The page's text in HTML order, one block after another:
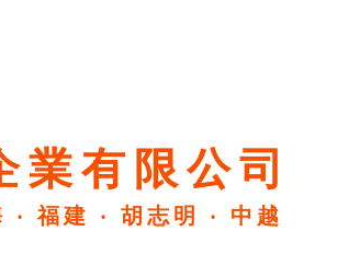
業有限公司​
‧ 福建 ‧ 胡志明 ‧ 中越